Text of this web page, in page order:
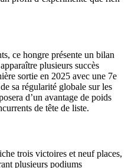
ce hongre présente un bilan
plusieurs succès
sortie en 2025 avec une 7e
sa régularité globale sur les
d’un avantage de poids
de tête de liste.
trois victoires et neuf places,
plusieurs podiums